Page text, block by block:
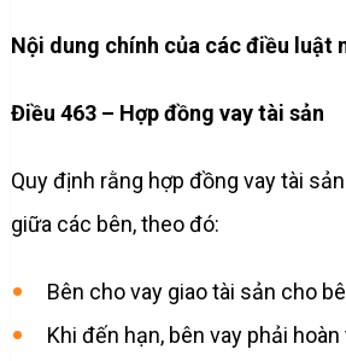
Nội dung chính của các điều luật
Điều 463 – Hợp đồng vay tài sản
Quy định rằng hợp đồng vay tài
giữa các bên, theo đó:
Bên cho vay giao tài sản cho
Khi đến hạn, bên vay phải